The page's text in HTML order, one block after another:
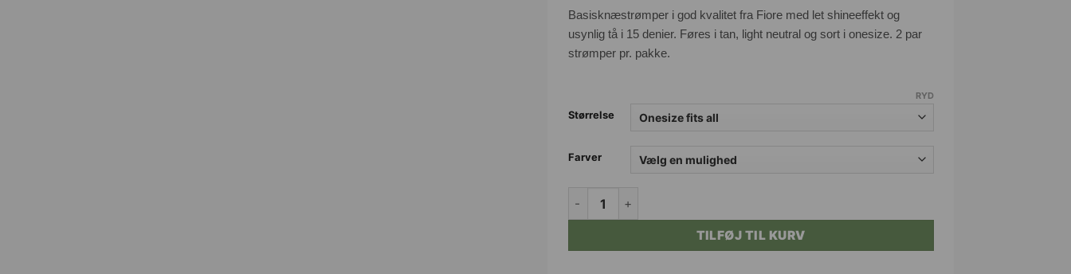
Basisknæstrømper i god kvalitet fra Fiore med let shineeffekt og
usynlig tå i 15 denier. Føres i tan, light neutral og sort i onesize. 2 par
strømper pr. pakke.
Størrelse
Farver
RYD
POLA knæstrømper 3 farver 15 DEN. (2 stk. pakke) antal
TILFØJ TIL KURV